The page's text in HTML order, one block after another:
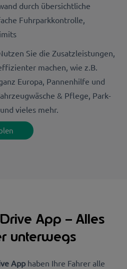
durch übersichtliche
Fuhrparkkontrolle,
Sie die Zusatzleistungen,
machen, wie z.B.
Europa, Pannenhilfe und
& Pflege, Park-
vieles mehr.
App – Alles
unterwegs
App haben Ihre Fahrer alle